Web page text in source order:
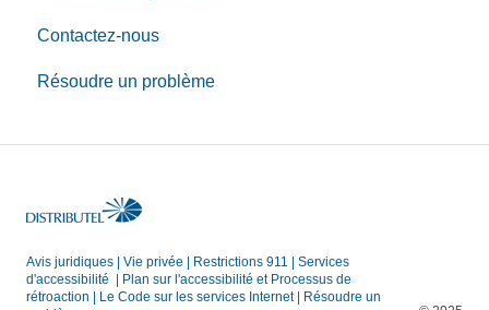
Faire des changements de compte
Contactez-nous
Résoudre un problème
Avis juridiques Vie privée Restrictions 911
Services
d'accessibilité
Plan sur l'accessibilité et Processus de
rétroaction
Le Code sur les services Internet|
Résoudre un